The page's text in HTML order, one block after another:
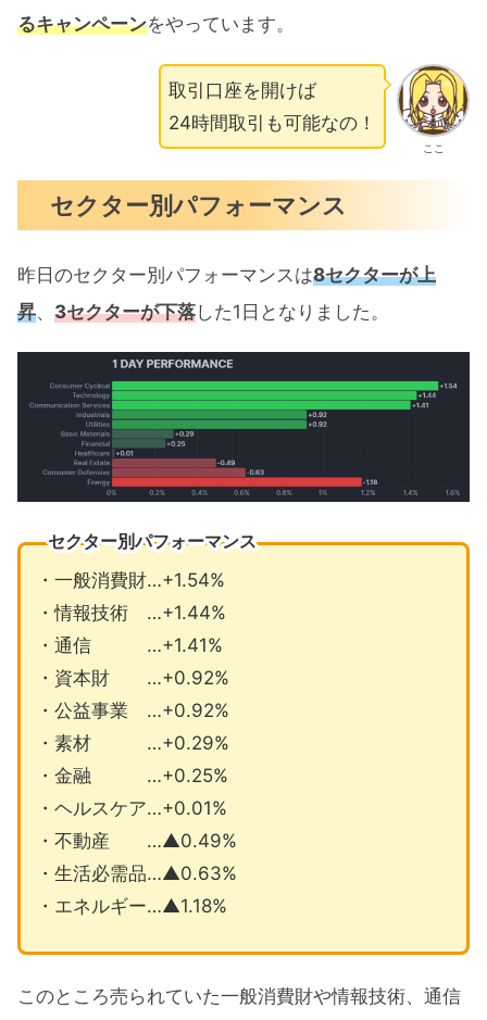
るキャンペーンをやっています。
ここ
取引口座を開けば
24時間取引も可能なの！
セクター別パフォーマンス
昨日のセクター別パフォーマンスは8セクターが上
昇、 3セクターが下落した1日となりました。
セクター別パフォーマンス
・一般消費財…+1.54%
・情報技術 …+1.44%
・通信 …+1.41%
・資本財 …+0.92%
・公益事業 …+0.92%
・素材 …+0.29%
・金融 …+0.25%
・ヘルスケア…+0.01%
・不動産 …▲0.49%
・生活必需品…▲0.63%
・エネルギー…▲1.18%
このところ売られていた一般消費財や情報技術、通信